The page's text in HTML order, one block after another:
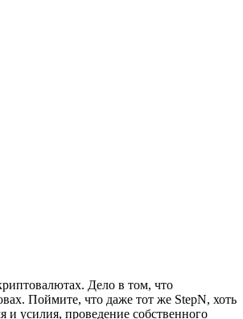
Дело в том, что
Поймите, что даже тот же StepN, хоть
и усилия, проведение собственного